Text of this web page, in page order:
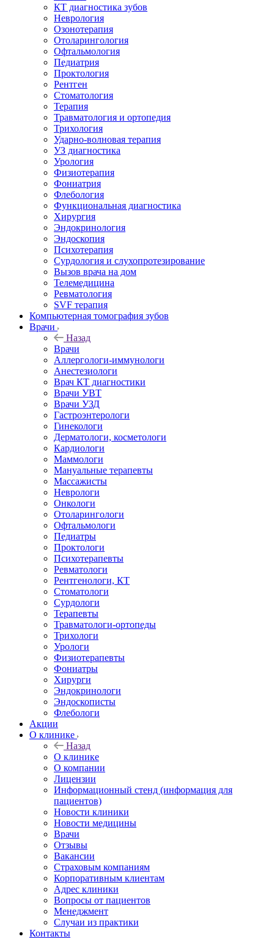
КТ диагностика зубов
Неврология
Озонотерапия
Отоларингология
Офтальмология
Педиатрия
Проктология
Рентген
Стоматология
Терапия
Травматология и ортопедия
Трихология
Ударно-волновая терапия
УЗ диагностика
Урология
Физиотерапия
Фониатрия
Флебология
Функциональная диагностика
Хирургия
Эндокринология
Эндоскопия
Психотерапия
Сурдология и слухопротезирование
Вызов врача на дом
Телемедицина
Ревматология
SVF терапия
Компьютерная томография зубов
Врачи
Назад
Врачи
Аллергологи-иммунологи
Анестезиологи
Врач КТ диагностики
Врачи УВТ
Врачи УЗД
Гастроэнтерологи
Гинекологи
Дерматологи, косметологи
Кардиологи
Маммологи
Мануальные терапевты
Массажисты
Неврологи
Онкологи
Отоларингологи
Офтальмологи
Педиатры
Проктологи
Психотерапевты
Ревматологи
Рентгенологи, КТ
Стоматологи
Сурдологи
Терапевты
Травматологи-ортопеды
Трихологи
Урологи
Физиотерапевты
Фониатры
Хирурги
Эндокринологи
Эндоскописты
Флебологи
Акции
О клинике
Назад
О клинике
О компании
Лицензии
Информационный стенд (информация для
пациентов)
Новости клиники
Новости медицины
Врачи
Отзывы
Вакансии
Страховым компаниям
Корпоративным клиентам
Адрес клиники
Вопросы от пациентов
Менеджмент
Случаи из практики
Контакты